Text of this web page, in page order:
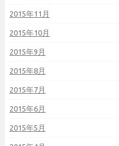
2015年11月
2015年10月
2015年9月
2015年8月
2015年7月
2015年6月
2015年5月